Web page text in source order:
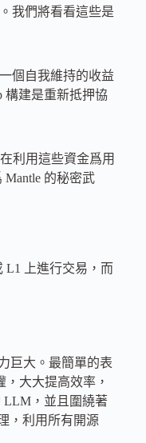
我們將看看這些是
個自我維持的收益
構建是重新抵押協
利用這些資金爲用
的秘密武
L1 上進行交易，而
巨大。最簡單的表
大大提高效率，
LLM，並且圍繞著
，利用所有開源